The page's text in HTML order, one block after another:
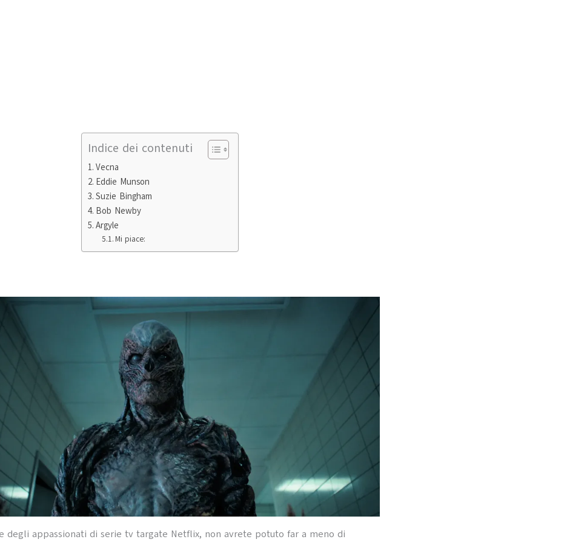
Indice dei contenuti
Vecna
Eddie Munson
Suzie Bingham
Bob Newby
Argyle
Mi piace:
degli appassionati di serie tv targate Netflix, non avrete potuto far a meno di